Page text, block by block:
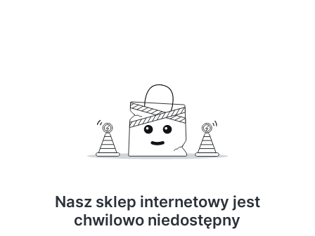
Nasz sklep internetowy jest
chwilowo niedostępny